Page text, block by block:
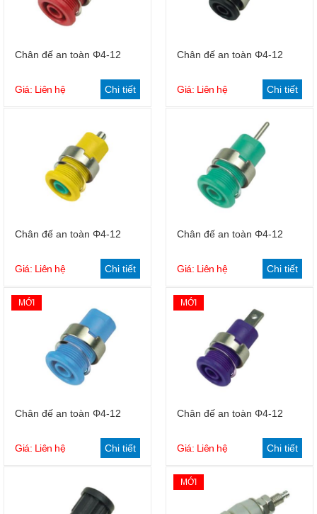
Chân đế an toàn Φ4-12
Giá: Liên hệ Chi tiết
Chân đế an toàn Φ4-12
Giá: Liên hệ Chi tiết
Chân đế an toàn Φ4-12
Giá: Liên hệ Chi tiết
Chân đế an toàn Φ4-12
Giá: Liên hệ Chi tiết
MỚI
Chân đế an toàn Φ4-12
Giá: Liên hệ Chi tiết
MỚI
Chân đế an toàn Φ4-12
Giá: Liên hệ Chi tiết
MỚI